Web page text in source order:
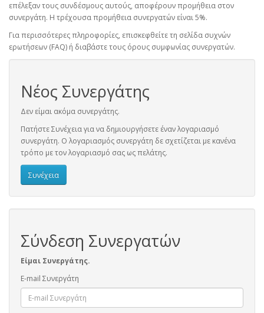
επέλεξαν τους συνδέσμους αυτούς, αποφέρουν προμήθεια στον
συνεργάτη. Η τρέχουσα προμήθεια συνεργατών είναι 5%.
Για περισσότερες πληροφορίες, επισκεφθείτε τη σελίδα συχνών
ερωτήσεων (FAQ) ή διαβάστε τους όρους συμφωνίας συνεργατών.
Νέος Συνεργάτης
Δεν είμαι ακόμα συνεργάτης.
Πατήστε Συνέχεια για να δημιουργήσετε έναν λογαριασμό
συνεργάτη. Ο λογαριασμός συνεργάτη δε σχετίζεται με κανένα
τρόπο με τον λογαριασμό σας ως πελάτης.
Συνέχεια
Σύνδεση Συνεργατών
Είμαι Συνεργάτης.
E-mail Συνεργάτη